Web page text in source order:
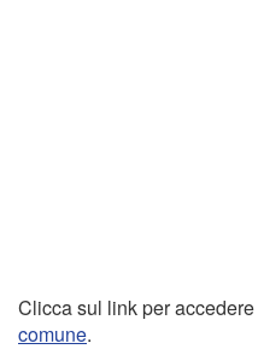
Clicca sul link per accedere
comune.